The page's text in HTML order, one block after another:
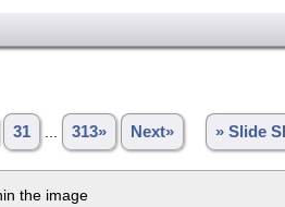
31 313» Next» » Slide